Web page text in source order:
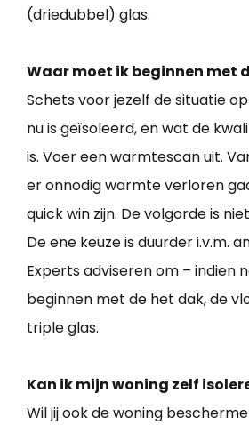
(driedubbel) glas.
Waar moet ik beginnen met
Schets voor jezelf de situatie
nu is geïsoleerd, en wat de
is. Voer een warmtescan uit.
er onnodig warmte verloren
quick win zijn. De volgorde is
De ene keuze is duurder i.v.m.
Experts adviseren om – indien
beginnen met de het dak, de
triple glas.
Kan ik mijn woning zelf
Wil jij ook de woning